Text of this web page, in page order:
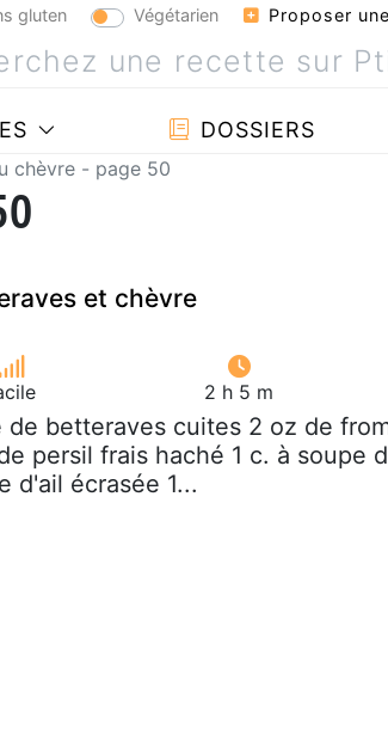
gluten Végétarien Proposer
DOSSIERS
chèvre - page 50
et chèvre
2 h 5 m
de betteraves cuites 2 oz de
persil frais haché 1 c. à soupe
d'ail écrasée 1...